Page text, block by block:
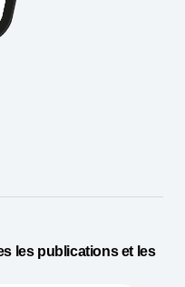
les publications et les